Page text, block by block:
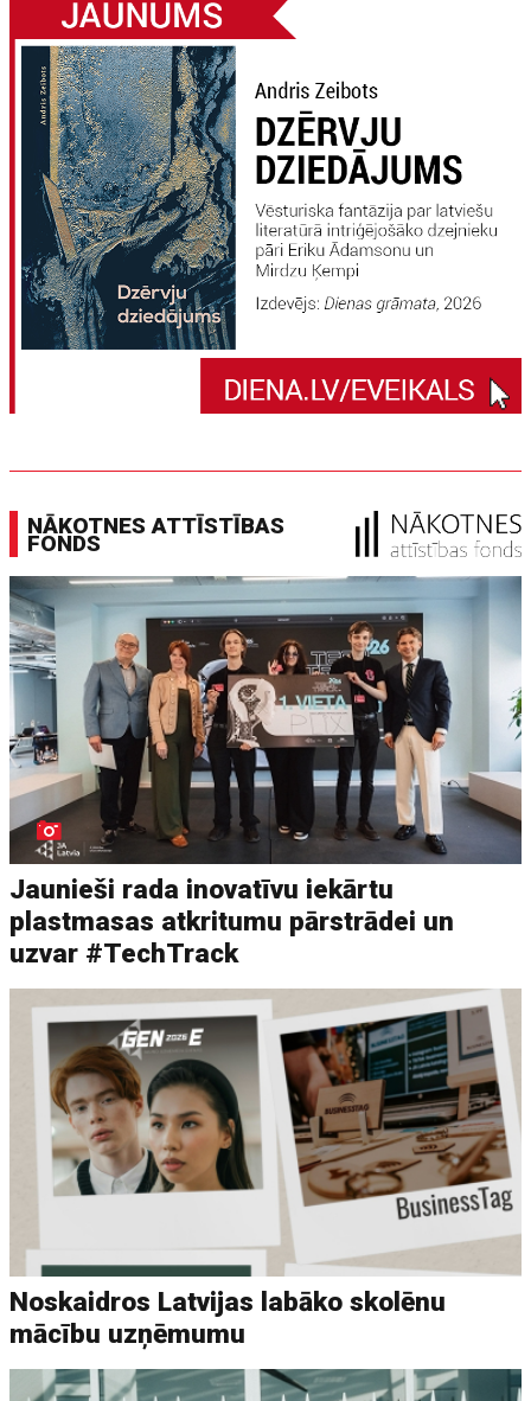
NĀKOTNES ATTĪSTĪBAS
FONDS
Jaunieši rada inovatīvu iekārtu
plastmasas atkritumu pārstrādei un
uzvar #TechTrack
Noskaidros Latvijas labāko skolēnu
mācību uzņēmumu